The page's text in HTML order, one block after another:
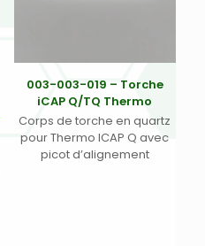
003-003-019 – Torche
iCAP Q/TQ Thermo
Corps de torche en quartz
pour Thermo ICAP Q avec
picot d’alignement